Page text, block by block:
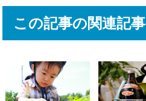
この記事の関連記事